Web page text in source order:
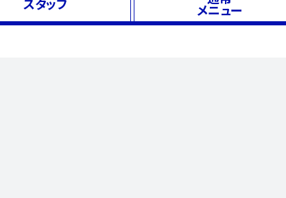
メニュー